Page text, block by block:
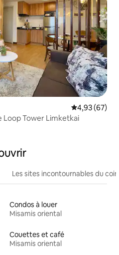
Note
4,93 (67)
Loop Tower Limketkai
Les sites incontournables du coin
Condos à louer
Misamis oriental
Couettes et café
Misamis oriental